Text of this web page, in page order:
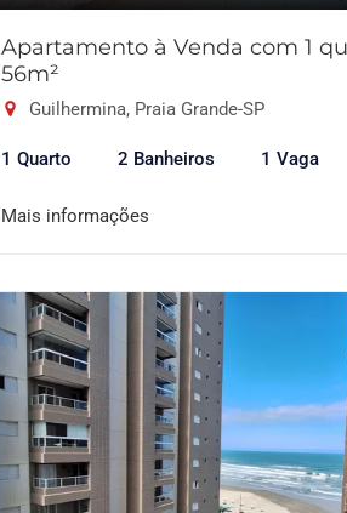
Apartamento à Venda com 1
56m²
Guilhermina, Praia Grande-SP
1 Quarto 2 Banheiros 1 Vaga
Mais informações